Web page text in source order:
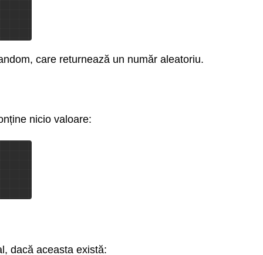
care returnează un număr aleatoriu.
nicio valoare:
dacă aceasta există: